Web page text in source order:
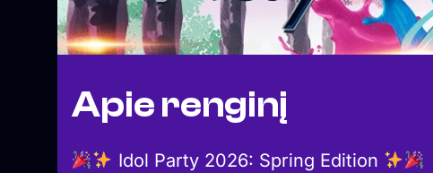
Apie renginį
Idol Party 2026: Spring Edition